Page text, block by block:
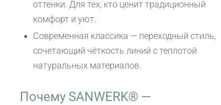
оттенки. Для тех, кто ценит традиционный
комфорт и уют.
Современная классика — переходный стиль,
сочетающий чёткость линий с теплотой
натуральных материалов.
Почему SANWERK® —